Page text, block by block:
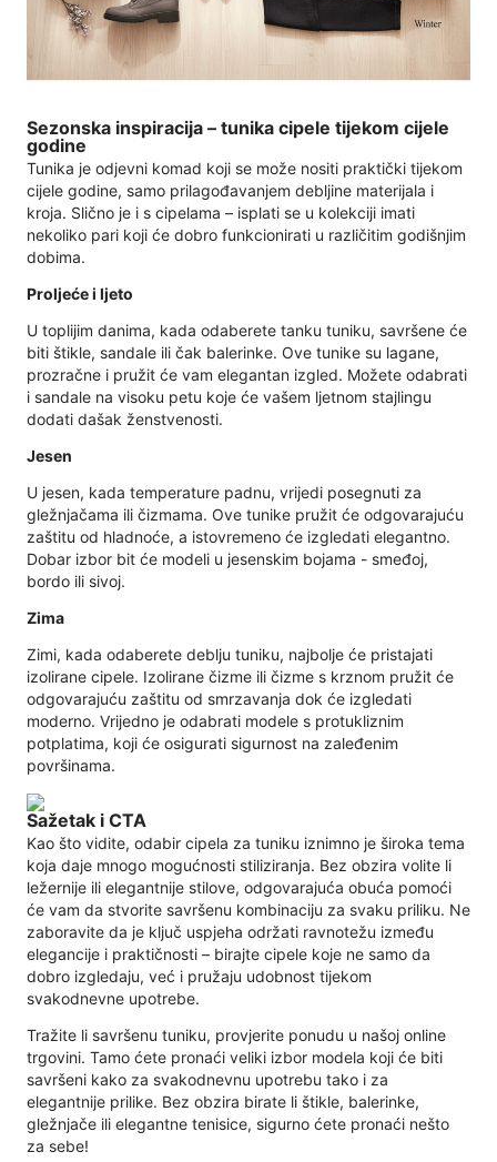
Sezonska inspiracija – tunika cipele tijekom cijele
godine
Tunika je odjevni komad koji se može nositi praktički tijekom
cijele godine, samo prilagođavanjem debljine materijala i
kroja. Slično je i s cipelama – isplati se u kolekciji imati
nekoliko pari koji će dobro funkcionirati u različitim godišnjim
dobima.
Proljeće i ljeto
U toplijim danima, kada odaberete tanku tuniku, savršene će
biti štikle, sandale ili čak balerinke. Ove tunike su lagane,
prozračne i pružit će vam elegantan izgled. Možete odabrati
i sandale na visoku petu koje će vašem ljetnom stajlingu
dodati dašak ženstvenosti.
Jesen
U jesen, kada temperature padnu, vrijedi posegnuti za
gležnjačama ili čizmama. Ove tunike pružit će odgovarajuću
zaštitu od hladnoće, a istovremeno će izgledati elegantno.
Dobar izbor bit će modeli u jesenskim bojama - smeđoj,
bordo ili sivoj.
Zima
Zimi, kada odaberete deblju tuniku, najbolje će pristajati
izolirane cipele. Izolirane čizme ili čizme s krznom pružit će
odgovarajuću zaštitu od smrzavanja dok će izgledati
moderno. Vrijedno je odabrati modele s protukliznim
potplatima, koji će osigurati sigurnost na zaleđenim
površinama.
Sažetak i CTA
Kao što vidite, odabir cipela za tuniku iznimno je široka tema
koja daje mnogo mogućnosti stiliziranja. Bez obzira volite li
ležernije ili elegantnije stilove, odgovarajuća obuća pomoći
će vam da stvorite savršenu kombinaciju za svaku priliku. Ne
zaboravite da je ključ uspjeha održati ravnotežu između
elegancije i praktičnosti – birajte cipele koje ne samo da
dobro izgledaju, već i pružaju udobnost tijekom
svakodnevne upotrebe.
Tražite li savršenu tuniku, provjerite ponudu u našoj online
trgovini. Tamo ćete pronaći veliki izbor modela koji će biti
savršeni kako za svakodnevnu upotrebu tako i za
elegantnije prilike. Bez obzira birate li štikle, balerinke,
gležnjače ili elegantne tenisice, sigurno ćete pronaći nešto
za sebe!